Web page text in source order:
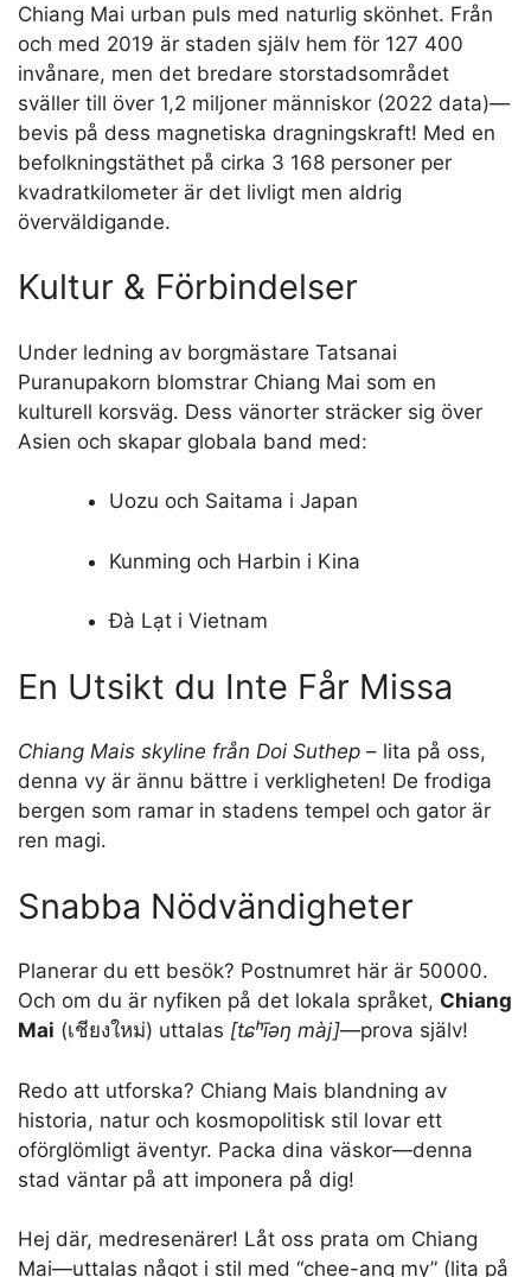
Chiang Mai urban puls med naturlig skönhet. Från
och med 2019 är staden själv hem för 127 400
invånare, men det bredare storstadsområdet
sväller till över 1,2 miljoner människor (2022 data)—
bevis på dess magnetiska dragningskraft! Med en
befolkningstäthet på cirka 3 168 personer per
kvadratkilometer är det livligt men aldrig
överväldigande.
Kultur & Förbindelser
Under ledning av borgmästare Tatsanai
Puranupakorn blomstrar Chiang Mai som en
kulturell korsväg. Dess vänorter sträcker sig över
Asien och skapar globala band med:
Uozu och Saitama i Japan
Kunming och Harbin i Kina
Đà Lạt i Vietnam
En Utsikt du Inte Får Missa
Chiang Mais skyline från Doi Suthep – lita på oss,
denna vy är ännu bättre i verkligheten! De frodiga
bergen som ramar in stadens tempel och gator är
ren magi.
Snabba Nödvändigheter
Planerar du ett besök? Postnumret här är 50000.
Och om du är nyfiken på det lokala språket, Chiang
Mai (เชียงใหม่) uttalas [tɕʰīəŋ màj]—prova själv!
Redo att utforska? Chiang Mais blandning av
historia, natur och kosmopolitisk stil lovar ett
oförglömligt äventyr. Packa dina väskor—denna
stad väntar på att imponera på dig!
Hej där, medresenärer! Låt oss prata om Chiang
Mai—uttalas något i stil med “chee-ang my” (lita på